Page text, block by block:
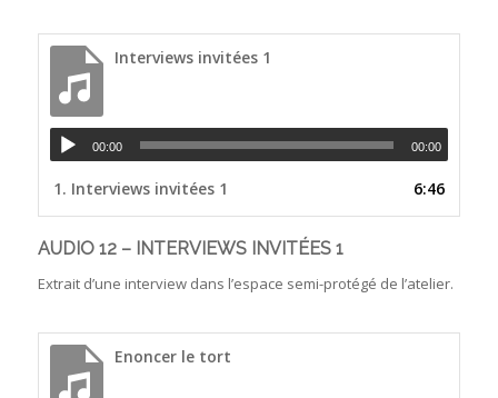
Interviews invitées 1
00:00 00:00
1. Interviews invitées 1 6:46
AUDIO 12 – INTERVIEWS INVITÉES 1
Extrait d’une interview dans l’espace semi-protégé de l’atelier.
Enoncer le tort